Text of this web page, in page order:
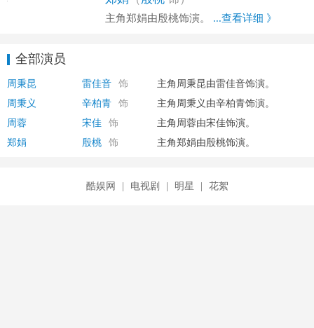
主角郑娟由殷桃饰演。 ...查看详细 》
全部演员
周秉昆 雷佳音 饰
主角周秉昆由雷佳音饰演。
周秉义
辛柏青 饰
主角周秉义由辛柏青饰演。
周蓉
宋佳 饰
主角周蓉由宋佳饰演。
郑娟
殷桃 饰 主角郑娟由殷桃饰演。
酷娱网 | 电视剧 | 明星 | 花絮